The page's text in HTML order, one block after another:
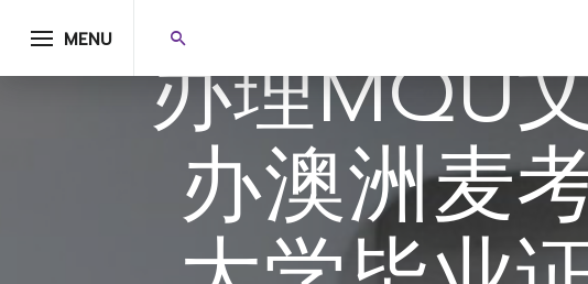
MENU 办理MQU
办澳洲麦